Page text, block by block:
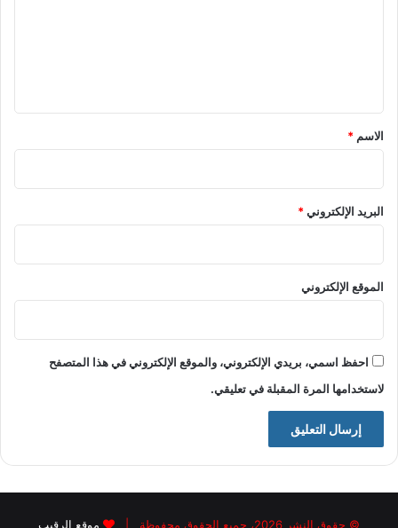
*
الاسم *
البريد الإلكتروني*
الموقع الإلكتروني
احفظ اسمي، بريدي الإلكتروني، والموقع الإلكتروني في هذا المتصفح
لاستخدامها المرة المقبلة في تعليقي.
© حقوق النشر 2026، جميع الحقوق محفوظة | موقع الرقيب